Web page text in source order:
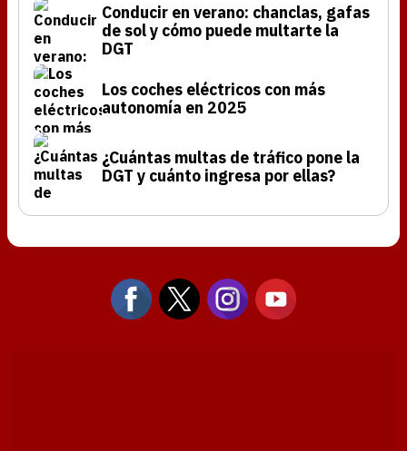
Conducir en verano: chanclas, gafas
de sol y cómo puede multarte la
DGT
Los coches eléctricos con más
autonomía en 2025
¿Cuántas multas de tráfico pone la
DGT y cuánto ingresa por ellas?